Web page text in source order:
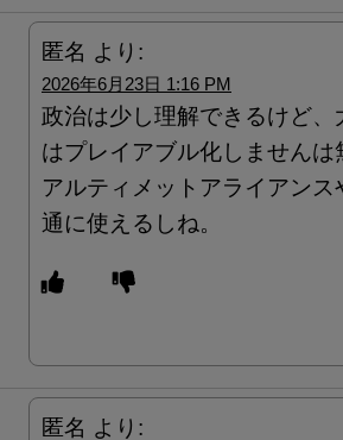
匿名 より:
2026年6月23日 1:16 PM
政治は少し理解できるけど、
はプレイアブル化しませんは
アルティメットアライアンス
通に使えるしね。
匿名 より: